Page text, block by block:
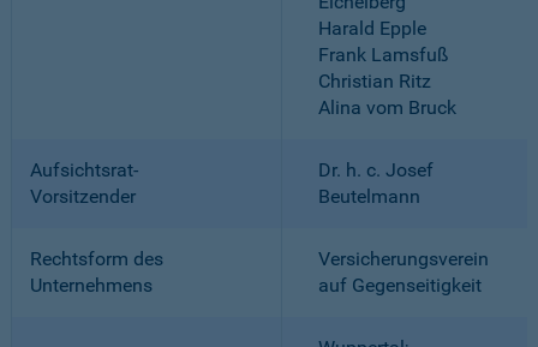
Harald Epple
Frank Lamsfuß
Christian Ritz
Alina vom Bruck
Aufsichtsrat-
Vorsitzender
Dr. h. c. Josef
Beutelmann
Rechtsform des
Unternehmens
Versicherungsverein
auf Gegenseitigkeit